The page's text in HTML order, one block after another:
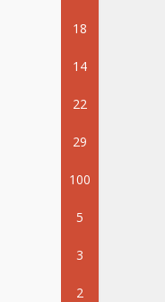
18
14
22
29
100
5
3
2